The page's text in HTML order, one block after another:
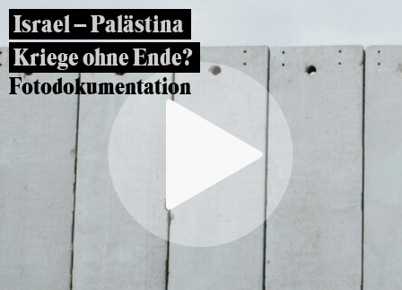
Israel – Palästina
Kriege ohne Ende?
Fotodokumentation